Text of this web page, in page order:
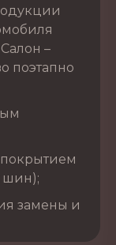
–
поэтапно
шин);
замены и